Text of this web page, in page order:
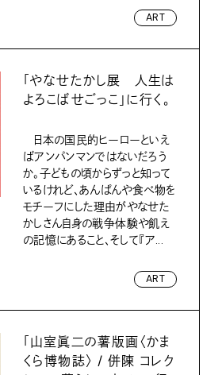
ART
「やなせたかし展 人生は
よろこばせごっこ」に行く。
日本の国民的ヒーローといえ
ばアンパンマンではないだろう
か。子どもの頃からずっと知って
いるけれど、あんぱんや食べ物を
モチーフにした理由がやなせた
かしさん自身の戦争体験や飢え
の記憶にあること、そして『ア...
ART
「山室眞二の薯版画〈かま
くら博物誌〉 / 併陳 コレク